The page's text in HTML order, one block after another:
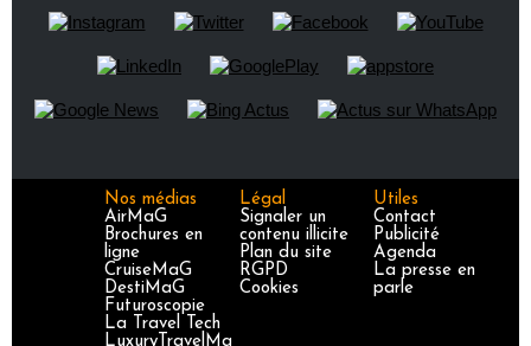
Nos médias
AirMaG
Brochures en
ligne
CruiseMaG
DestiMaG
Futuroscopie
La Travel Tech
LuxuryTravelMa
Légal
Signaler un
contenu illicite
Plan du site
RGPD
Cookies
Utiles
Contact
Publicité
Agenda
La presse en
parle